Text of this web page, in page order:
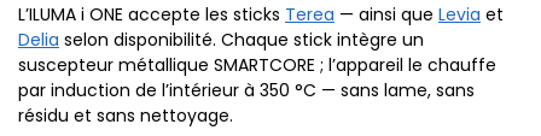
L’ILUMA i ONE accepte les sticks Terea — ainsi que Levia et
Delia selon disponibilité. Chaque stick intègre un
suscepteur métallique SMARTCORE ; l’appareil le chauffe
par induction de l’intérieur à 350 °C — sans lame, sans
résidu et sans nettoyage.